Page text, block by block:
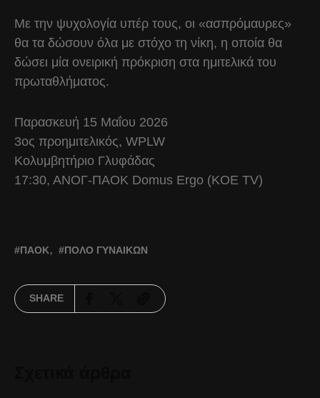
Με την ψυχολογία υπέρ τους, οι «ασπρόμαυρες»
θα τα δώσουν όλα με στόχο τη νίκη, η οποία θα
δώσει μία ονειρική πρόκριση στα ημιτελικά του
πρωταθλήματος.
Παρασκευή 15 Μαΐου 2026
3ος προημιτελικός, WPLW
Κολυμβητήριο Γλυφάδας
17:30, ΑΝΟΓ-ΠΑΟΚ Domus Ergo (KOE TV)
ΠΑΟΚ ΠΌΛΟ ΓΥΝΑΙΚΏΝ
SHARE